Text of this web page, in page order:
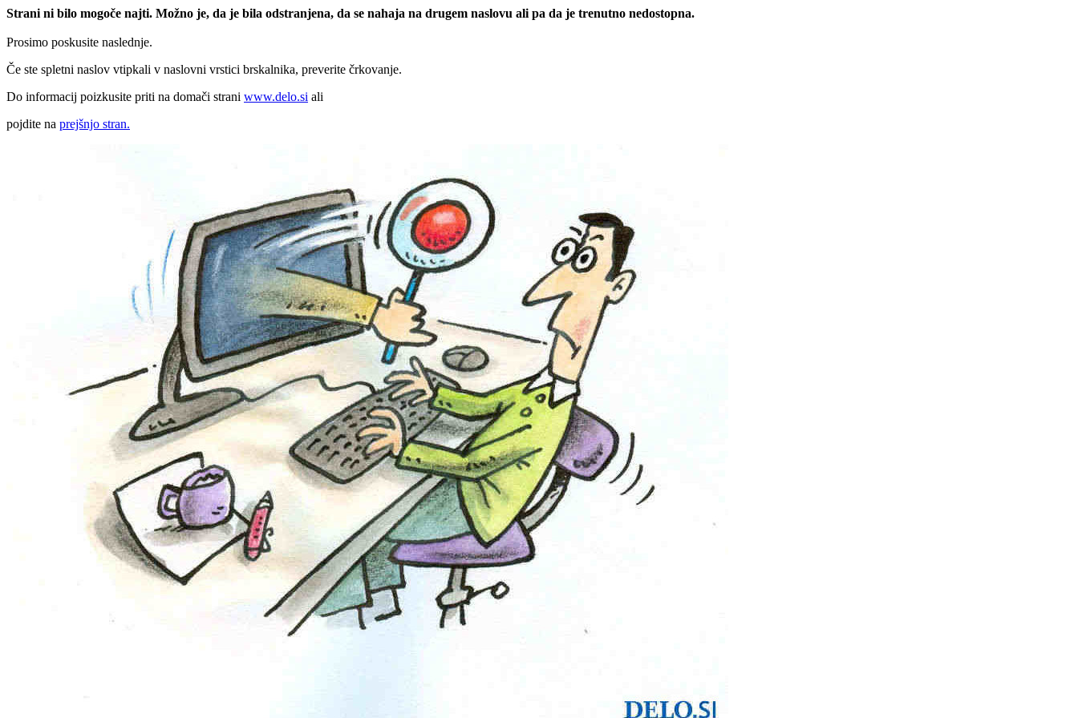
Strani ni bilo mogoče najti. Možno je, da je bila odstranjena, da se nahaja na drugem naslovu ali pa da je trenutno nedostopna.
Prosimo poskusite naslednje.
Če ste spletni naslov vtipkali v naslovni vrstici brskalnika, preverite črkovanje.
Do informacij poizkusite priti na domači strani www.delo.si ali
pojdite na prejšnjo stran.